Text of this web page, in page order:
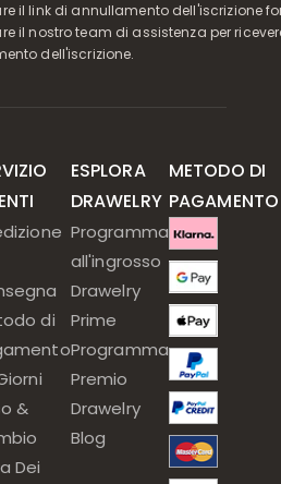
il link di annullamento dell'iscrizione
il nostro team di assistenza per
dell'iscrizione.
di
&
Dei
ESPLORA
DRAWELRY
Programma
all'ingrosso
Drawelry
Prime
Programma
Premio
Drawelry
Blog
METODO DI
PAGAMENTO